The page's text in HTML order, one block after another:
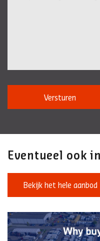
Versturen
Eventueel ook
Bekijk het hele aanbod